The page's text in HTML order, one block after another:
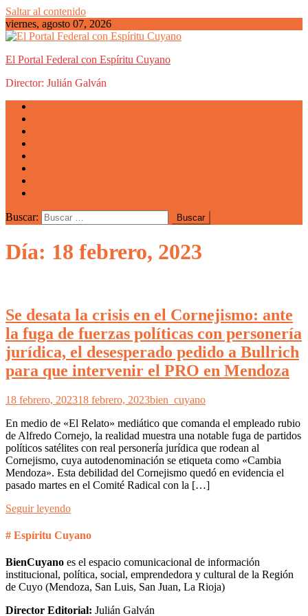
Saltar al contenido
viernes, agosto 07, 2026
El Portal Federal con Espíritu Cuyano
Director: Julián Galván
Buscar:
Día: 18 febrero, 2023
Se desata la crisis en el Cornejismo: ante
la fuga de fuerzas políticas con personería
jurídica, el desesperado pedido a Bullrich
para que intervenir el PRO en Mendoza
18 febrero, 202318 febrero, 2023bien_cuyano
En medio de «El Relato» mediático que comanda el empleado rubio
de Alfredo Cornejo, la realidad muestra una notable fuga de partidos
políticos satélites con real personería jurídica que rodean al
Cornejismo, cuya autodenominación se etiqueta como «Cambia
Mendoza». Esta debilidad del Cornejismo quedó en evidencia el
pasado martes en el Comité Radical con la […]
Seguir leyendo
# Espíritu Cuyano
BienCuyano es el espacio comunicacional de información
institucional, política, social, emprendedora y cultural de la Región
de Cuyo (Mendoza, San Luis, San Juan, La Rioja)
Director Editorial: Julián Galván